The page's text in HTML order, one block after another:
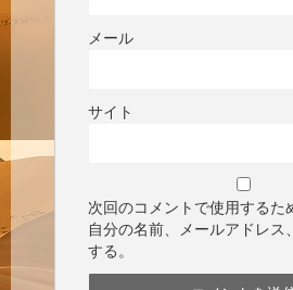
メール
サイト
次回のコメントで使用するた
自分の名前、メールアドレス
する。